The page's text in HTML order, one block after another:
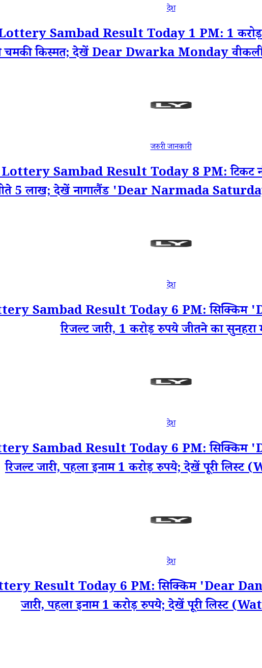
देश
Sambad Result Today 1 PM: 1 करोड़
चमकी किस्मत; देखें Dear Dwarka Monday
जरुरी जानकारी
Sambad Result Today 8 PM: टिकट
5 लाख; देखें नागालैंड 'Dear Narmada
देश
Sambad Result Today 6 PM: सिक्किम
रिजल्ट जारी, 1 करोड़ रुपये जीतने का सुनहरा
देश
Sambad Result Today 6 PM: सिक्किम
रिजल्ट जारी, पहला इनाम 1 करोड़ रुपये; देखें पूरी
देश
Result Today 6 PM: सिक्किम 'Dear
जारी, पहला इनाम 1 करोड़ रुपये; देखें पूरी लिस्ट